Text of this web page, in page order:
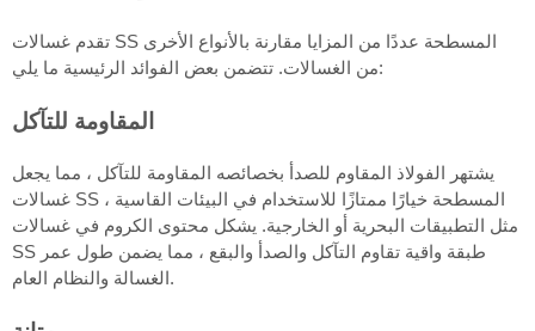
تقدم غسالات SS المسطحة عددًا من المزايا مقارنة بالأنواع الأخرى
من الغسالات. تتضمن بعض الفوائد الرئيسية ما يلي:
المقاومة للتآكل
يشتهر الفولاذ المقاوم للصدأ بخصائصه المقاومة للتآكل ، مما يجعل
غسالات SS المسطحة خيارًا ممتازًا للاستخدام في البيئات القاسية ،
مثل التطبيقات البحرية أو الخارجية. يشكل محتوى الكروم في غسالات
SS طبقة واقية تقاوم التآكل والصدأ والبقع ، مما يضمن طول عمر
الغسالة والنظام العام.